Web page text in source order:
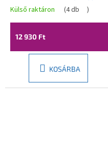
vakolathoz
Külső raktáron (4 db )
12 930 Ft
KOSÁRBA